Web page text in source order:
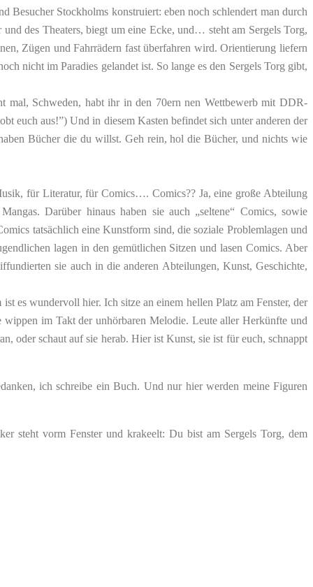
Stockholms konstruiert: eben noch schlendert man durch
des Theaters, biegt um eine Ecke, und… steht am Sergels Torg,
Zügen und Fahrrädern fast überfahren wird. Orientierung liefern
nicht im Paradies gelandet ist. So lange es den Sergels Torg gibt,
mal, Schweden, habt ihr in den 70ern nen Wettbewerb mit DDR-
euch aus!”) Und in diesem Kasten befindet sich unter anderen der
Bücher die du willst. Geh rein, hol die Bücher, und nichts wie
für Literatur, für Comics…. Comics?? Ja, eine große Abteilung
Darüber hinaus haben sie auch „seltene“ Comics, sowie
tatsächlich eine Kunstform sind, die soziale Problemlagen und
lagen in den gemütlichen Sitzen und lasen Comics. Aber
sie auch in die anderen Abteilungen, Kunst, Geschichte,
es wundervoll hier. Ich sitze an einem hellen Platz am Fenster, der
im Takt der unhörbaren Melodie. Leute aller Herkünfte und
oder schaut auf sie herab. Hier ist Kunst, sie ist für euch, schnappt
ich schreibe ein Buch. Und nur hier werden meine Figuren
steht vorm Fenster und krakeelt: Du bist am Sergels Torg, dem